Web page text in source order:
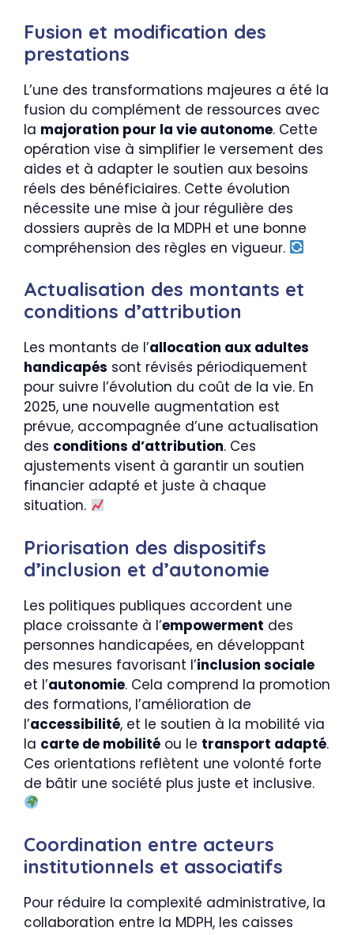
Fusion et modification des
prestations
L’une des transformations majeures a été la
fusion du complément de ressources avec
la majoration pour la vie autonome. Cette
opération vise à simplifier le versement des
aides et à adapter le soutien aux besoins
réels des bénéficiaires. Cette évolution
nécessite une mise à jour régulière des
dossiers auprès de la MDPH et une bonne
compréhension des règles en vigueur.
Actualisation des montants et
conditions d’attribution
Les montants de l’allocation aux adultes
handicapés sont révisés périodiquement
pour suivre l’évolution du coût de la vie. En
2025, une nouvelle augmentation est
prévue, accompagnée d’une actualisation
des conditions d’attribution. Ces
ajustements visent à garantir un soutien
financier adapté et juste à chaque
situation.
Priorisation des dispositifs
d’inclusion et d’autonomie
Les politiques publiques accordent une
place croissante à l’empowerment des
personnes handicapées, en développant
des mesures favorisant l’inclusion sociale
et l’autonomie. Cela comprend la promotion
des formations, l’amélioration de
l’accessibilité, et le soutien à la mobilité via
la carte de mobilité ou le transport adapté.
Ces orientations reflètent une volonté forte
de bâtir une société plus juste et inclusive.
Coordination entre acteurs
institutionnels et associatifs
Pour réduire la complexité administrative, la
collaboration entre la MDPH, les caisses